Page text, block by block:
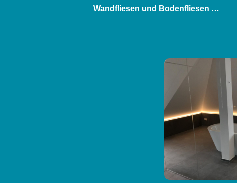
Wandfliesen und Bodenfliesen …